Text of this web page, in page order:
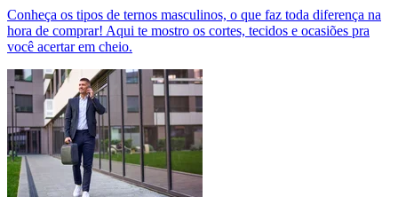
Conheça os tipos de ternos masculinos, o que faz toda diferença na
hora de comprar! Aqui te mostro os cortes, tecidos e ocasiões pra
você acertar em cheio.